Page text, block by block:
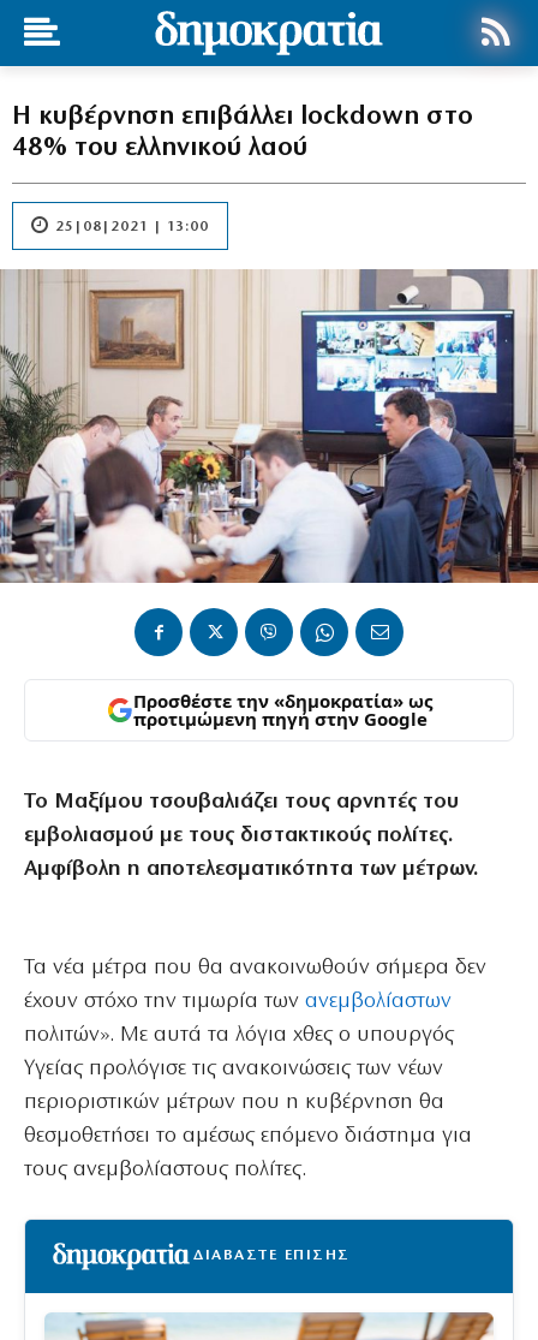
Η κυβέρνηση επιβάλλει lockdown στο
48% του ελληνικού λαού
25|08|2021 | 13:00
Προσθέστε την «δημοκρατία» ως
προτιμώμενη πηγή στην Google
Το Μαξίμου τσουβαλιάζει τους αρνητές του
εμβολιασμού με τους διστακτικούς πολίτες.
Αμφίβολη η αποτελεσματικότητα των μέτρων.
Τα νέα μέτρα που θα ανακοινωθούν σήμερα δεν
έχουν στόχο την τιμωρία των ανεμβολίαστων
πολιτών». Με αυτά τα λόγια χθες ο υπουργός
Υγείας προλόγισε τις ανακοινώσεις των νέων
περιοριστικών μέτρων που η κυβέρνηση θα
θεσμοθετήσει το αμέσως επόμενο διάστημα για
τους ανεμβολίαστους πολίτες.
ΔΙΑΒΑΣΤΕ ΕΠΙΣΗΣ